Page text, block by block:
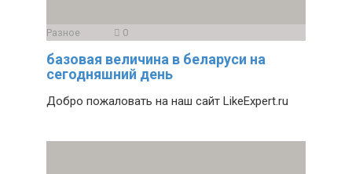
Разное 0
базовая величина в беларуси на
сегодняшний день
Добро пожаловать на наш сайт LikeExpert.ru